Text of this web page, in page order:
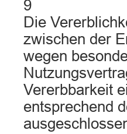
9
Die
zwischen der
wegen
Vererbbarkeit
entsprechend